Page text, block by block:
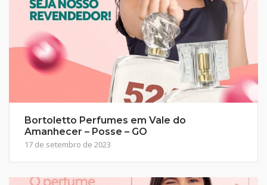
Bortoletto Perfumes em Vale do
Amanhecer – Posse – GO
17 de setembro de 2023